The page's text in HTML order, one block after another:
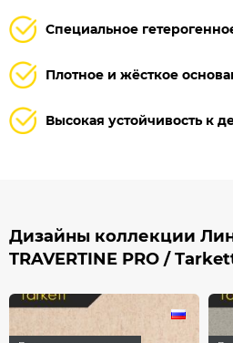
Специальное
Плотное и жёсткое
Высокая устойчивость к
Дизайны коллекции
TRAVERTINE PRO /